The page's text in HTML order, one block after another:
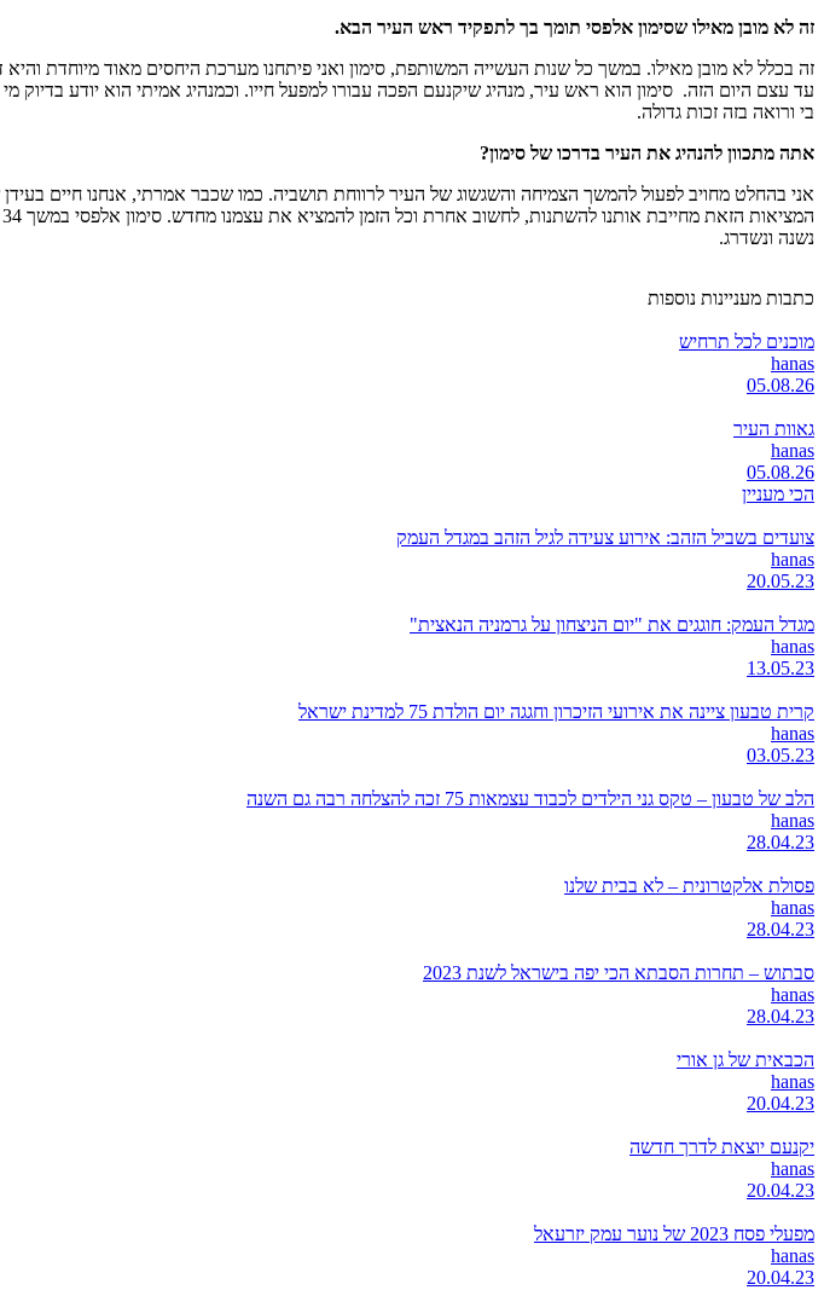
זה לא מובן מאילו שסימון אלפסי תומך בך לתפקיד ראש העיר הבא.
זה בכלל לא מובן מאילו. במשך כל שנות העשייה המשותפת, סימון ואני פיתחנו מערכת היחסים מאוד מיוחדת והיא
עד עצם היום הזה. סימון הוא ראש עיר, מנהיג שיקנעם הפכה עבורו למפעל חייו. וכמנהיג אמיתי הוא יודע
בי ורואה בזה זכות גדולה.
אתה מתכוון להנהיג את העיר בדרכו של סימון?
אני בהחלט מחויב לפעול להמשך הצמיחה והשגשוג של העיר לרווחת תושביה. כמו שכבר אמרתי, אנחנו חיים
נשנה ונשדרג.
כתבות מעניינות נוספות
מוכנים לכל תרחיש
hanas
05.08.26
גאוות העיר
hanas
05.08.26
הכי מעניין
צועדים בשביל הזהב: אירוע צעידה לגיל הזהב במגדל העמק
hanas
20.05.23
מגדל העמק: חוגגים את "יום הניצחון על גרמניה הנאצית"
hanas
13.05.23
קרית טבעון ציינה את אירועי הזיכרון וחגגה יום הולדת 75 למדינת ישראל
hanas
03.05.23
הלב של טבעון – טקס גני הילדים לכבוד עצמאות 75 זכה להצלחה רבה גם השנה
hanas
28.04.23
פסולת אלקטרונית – לא בבית שלנו
hanas
28.04.23
סבתוש – תחרות הסבתא הכי יפה בישראל לשנת 2023
hanas
28.04.23
הכבאית של גן אורי
hanas
20.04.23
יקנעם יוצאת לדרך חדשה
hanas
20.04.23
מפעלי פסח 2023 של נוער עמק יזרעאל
hanas
20.04.23